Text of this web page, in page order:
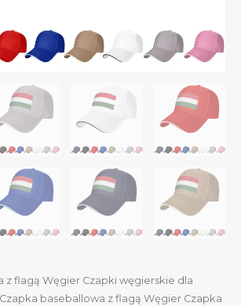
z flagą Węgier Czapki węgierskie dla
baseballowa z flagą Węgier Czapka